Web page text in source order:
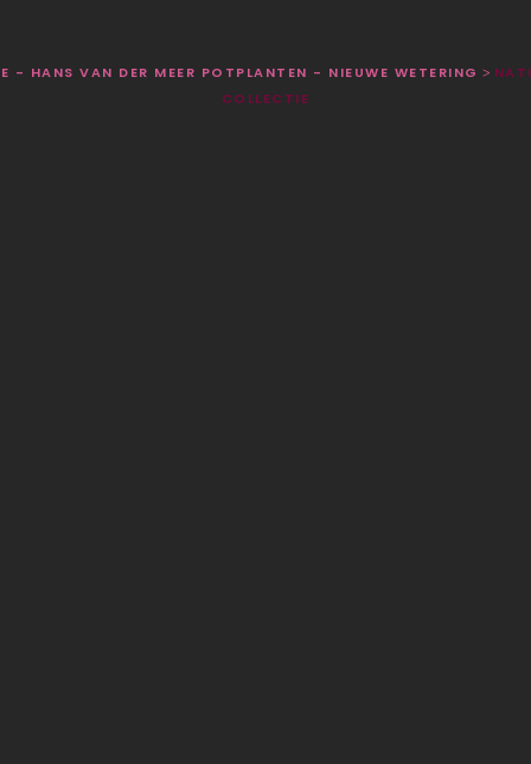
- HANS VAN DER MEER POTPLANTEN - NIEUWE WETERING >
COLLECTIE